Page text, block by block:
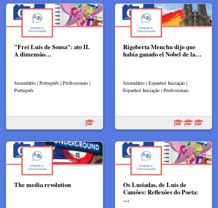
"Frei Luís de Sousa": ato II.
A dimensão…
Secundário | Português | Profissionais |
Português
Rigoberta Menchu dijo que
había ganado el Nobel de la…
Secundário | Espanhol Iniciação |
Espanhol Iniciação | Profissionais
The media revolution
Os Lusíadas, de Luís de
Camões: Reflexões do Poeta:
…